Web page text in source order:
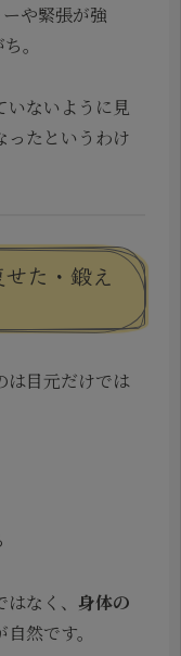
や緊張が強
。
いないように見
ったというわけ
た・鍛え
は目元だけでは
なく、 身体の
然です。